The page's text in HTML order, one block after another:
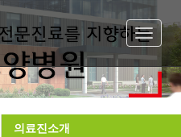
Toggle
의료진소개